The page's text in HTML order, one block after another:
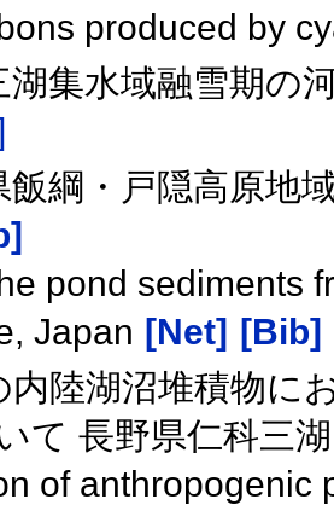
produced by
湖集水域融雪期の
飯綱・戸隠高原地
pond sediments
Japan [Net] [Bib]
内陸湖沼堆積物に
て 長野県仁科三
of anthropogenic